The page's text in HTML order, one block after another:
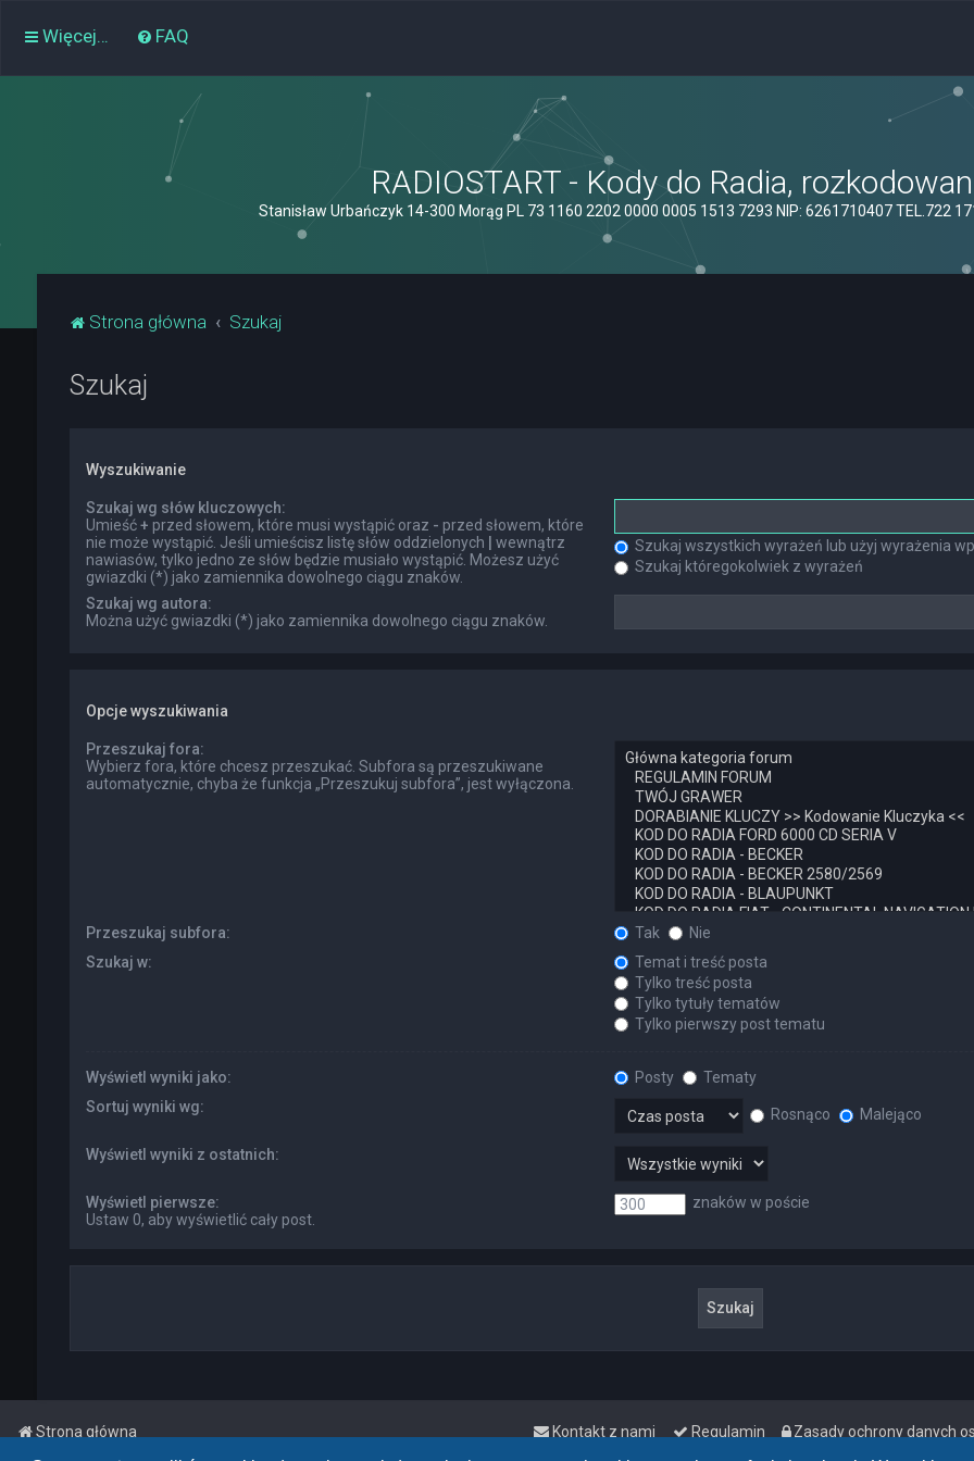
Więcej… FAQ
RADIOSTART - Kody do Radia,
Stanisław Urbańczyk 14-300 Morąg PL 73 1160 2202 0000 0005 1513 7293 NIP: 6261710407 TEL.722
Strona główna Szukaj
Szukaj
Wyszukiwanie
Szukaj wg słów kluczowych:
Umieść+ przed słowem, które musi wystąpić oraz - przed słowem, które
nie może wystąpić. Jeśli umieścisz listę słów oddzielonych
wewnątrz
nawiasów, tylko jedno ze słów będzie musiało wystąpić. Możesz użyć
gwiazdki (*) jako zamiennika dowolnego ciągu znaków.
Szukaj wszystkich wyrażeń lub użyj wyrażenia
Szukaj któregokolwiek z wyrażeń
Szukaj wg autora:
Można użyć gwiazdki (*) jako zamiennika dowolnego ciągu znaków.
Opcje wyszukiwania
Przeszukaj fora:
Wybierz fora, które chcesz przeszukać. Subfora są przeszukiwane
automatycznie, chyba że funkcja „Przeszukuj subfora”, jest wyłączona.
Przeszukaj subfora: Tak
Nie
Szukaj w:
Temat i treść posta
Tylko treść posta
Tylko tytuły tematów
Tylko pierwszy post tematu
Wyświetl wyniki jako: Posty
Tematy
Sortuj wyniki wg:
Rosnąco Malejąco
Wyświetl wyniki z ostatnich:
Wyświetl pierwsze:
Ustaw 0, aby wyświetlić cały post.
znaków w poście
Strona główna Zasady ochrony danych
Regulamin
Kontakt z nami